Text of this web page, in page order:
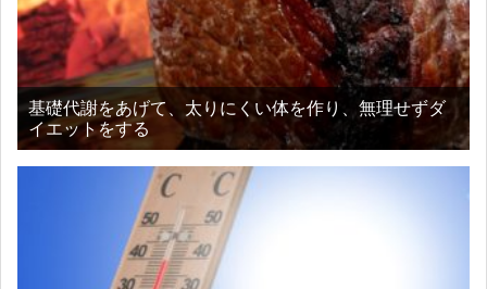
基礎代謝をあげて、太りにくい体を作り、無理せずダ
イエットをする